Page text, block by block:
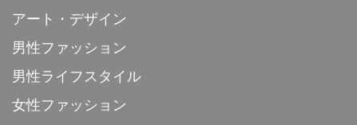
アート・デザイン
男性ファッション
男性ライフスタイル
女性ファッション